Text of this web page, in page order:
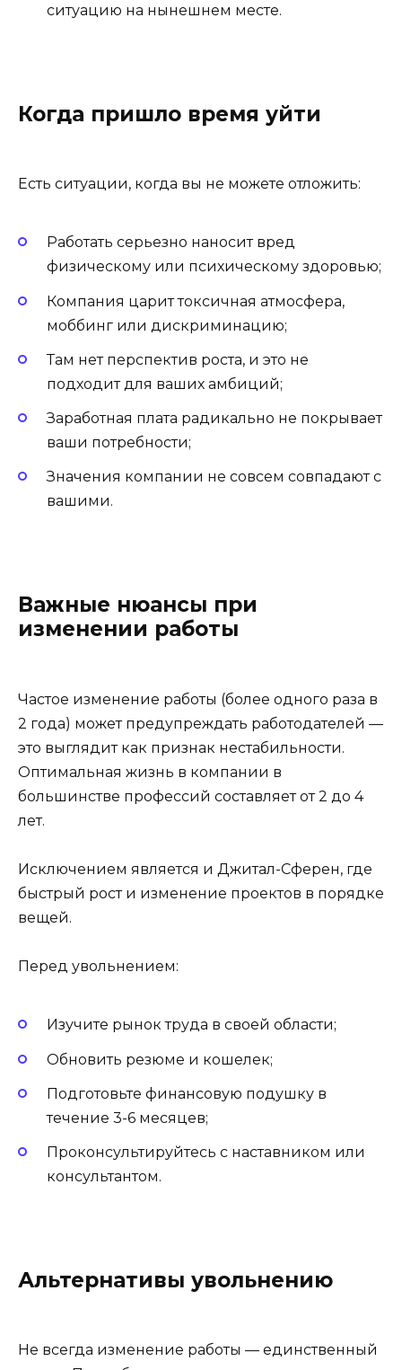
ситуацию на нынешнем месте.
Когда пришло время уйти
Есть ситуации, когда вы не можете отложить:
Работать серьезно наносит вред
физическому или психическому здоровью;
Компания царит токсичная атмосфера,
моббинг или дискриминацию;
Там нет перспектив роста, и это не
подходит для ваших амбиций;
Заработная плата радикально не покрывает
ваши потребности;
Значения компании не совсем совпадают с
вашими.
Важные нюансы при
изменении работы
Частое изменение работы (более одного раза в
2 года) может предупреждать работодателей —
это выглядит как признак нестабильности.
Оптимальная жизнь в компании в
большинстве профессий составляет от 2 до 4
лет.
Исключением является и Джитал-Сферен, где
быстрый рост и изменение проектов в порядке
вещей.
Перед увольнением:
Изучите рынок труда в своей области;
Обновить резюме и кошелек;
Подготовьте финансовую подушку в
течение 3-6 месяцев;
Проконсультируйтесь с наставником или
консультантом.
Альтернативы увольнению
Не всегда изменение работы — единственный